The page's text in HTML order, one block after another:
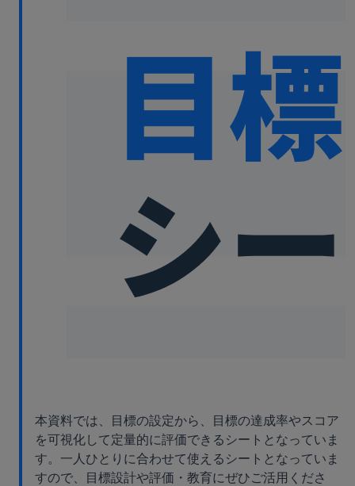
本資料では、目標の設定から、目標の達成率やスコア
を可視化して定量的に評価できるシートとなっていま
す。一人ひとりに合わせて使えるシートとなっていま
すので、目標設計や評価・教育にぜひご活用くださ